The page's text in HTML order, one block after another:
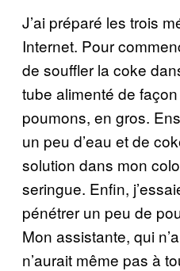
J’ai préparé les trois
Internet. Pour
de souffler la coke
tube alimenté de
poumons, en gros.
un peu d’eau et de
solution dans mon
seringue. Enfin,
pénétrer un peu de
Mon assistante, qui
n’aurait même pas à